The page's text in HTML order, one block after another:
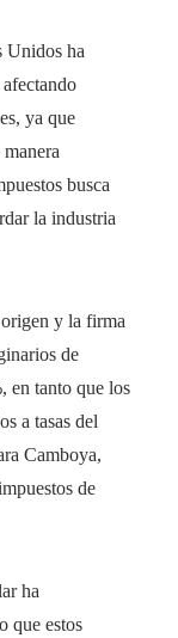
Unidos ha
ya que
busca
la industria
origen y la firma
de
en tanto que los
a tasas del
Camboya,
de
ha
que estos